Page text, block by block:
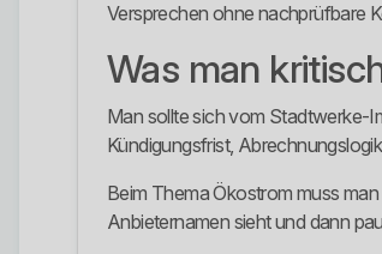
Versprechen ohne nachprüfbare
Was man
Man sollte sich vom Stadtwerke-
Kündigungsfrist,
Beim Thema Ökostrom muss
Anbieternamen sieht und dann